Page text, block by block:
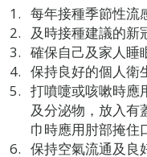
每年接種季節性流
及時接種建議的新
確保自己及家人睡
保持良好的個人衛
打噴嚏或咳嗽時應
及分泌物，放入有
巾時應用肘部掩住
保持空氣流通及良